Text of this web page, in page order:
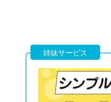
姉妹サービス